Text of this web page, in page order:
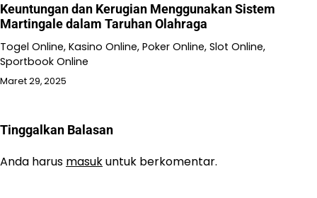
Keuntungan dan Kerugian Menggunakan Sistem
Martingale dalam Taruhan Olahraga
Togel Online, Kasino Online, Poker Online, Slot Online,
Sportbook Online
Maret 29, 2025
Tinggalkan Balasan
Anda harus masukuntuk berkomentar.